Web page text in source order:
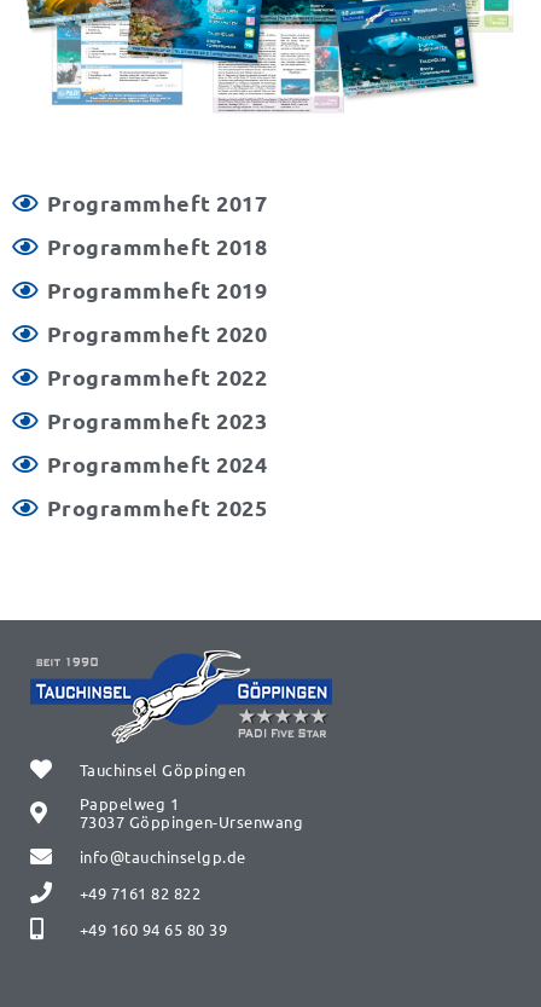
Programmheft 2017
Programmheft 2018
Programmheft 2019
Programmheft 2020
Programmheft 2022
Programmheft 2023
Programmheft 2024
Programmheft 2025
Tauchinsel Göppingen
Pappelweg 1
73037 Göppingen-Ursenwang
info@tauchinselgp.de
+49 7161 82 822
+49 160 94 65 80 39